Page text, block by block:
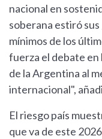
nacional en
soberana estiró sus
mínimos de los
fuerza el debate
de la Argentina al
internacional",
El riesgo país
que va de este